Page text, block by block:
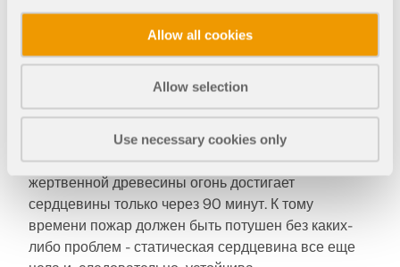
Allow all cookies
Allow selection
Use necessary cookies only
времени. Решение в деревянном строительстве
простое: Стройте так, чтобы было статическое
ядро, чтобы здание не обрушилось в случае
жертвенной древесины. Затем он сгорает через
30, 60 или 90 минут - без повреждения
внутренней части. За минуту выгорает около
миллиметра. При использовании 9 сантиметров
жертвенной древесины огонь достигает
сердцевины только через 90 минут. К тому
времени пожар должен быть потушен без каких-
либо проблем - статическая сердцевина все еще